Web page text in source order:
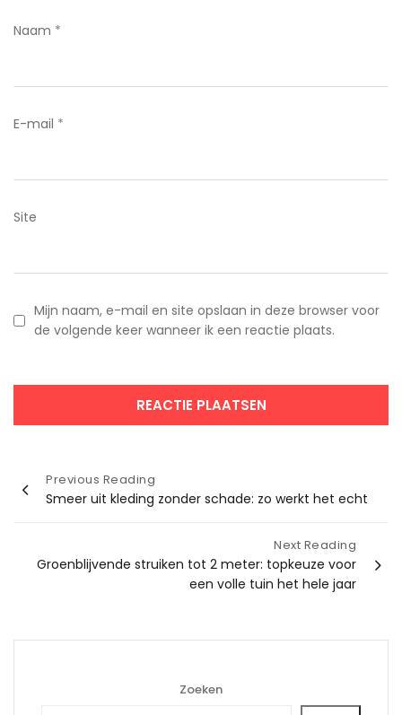
Naam *
E-mail *
Site
Mijn naam, e-mail en site opslaan in deze browser voor
de volgende keer wanneer ik een reactie plaats.
Bericht
navigatie
Previous Reading
Smeer uit kleding zonder schade: zo werkt het echt
Next Reading
Groenblijvende struiken tot 2 meter: topkeuze voor
een volle tuin het hele jaar
Zoeken